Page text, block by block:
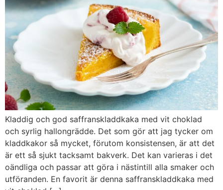
Kladdig och god saffranskladdkaka med vit choklad
och syrlig hallongrädde. Det som gör att jag tycker om
kladdkakor så mycket, förutom konsistensen, är att det
är ett så sjukt tacksamt bakverk. Det kan varieras i det
oändliga och passar att göra i nästintill alla smaker och
utföranden. En favorit är denna saffranskladdkaka med